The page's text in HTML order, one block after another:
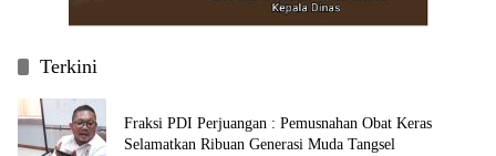
Terkini
Fraksi PDI Perjuangan : Pemusnahan Obat Keras
Selamatkan Ribuan Generasi Muda Tangsel